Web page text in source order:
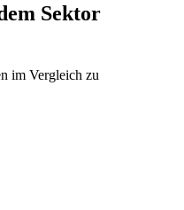
Sektor
im Vergleich zu